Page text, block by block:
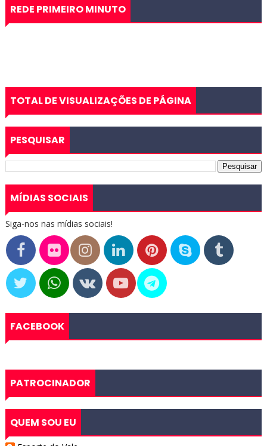
REDE PRIMEIRO MINUTO
TOTAL DE VISUALIZAÇÕES DE PÁGINA
PESQUISAR
MÍDIAS SOCIAIS
Siga-nos nas mídias sociais!
FACEBOOK
PATROCINADOR
QUEM SOU EU